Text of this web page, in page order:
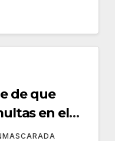
de que
en el
en la